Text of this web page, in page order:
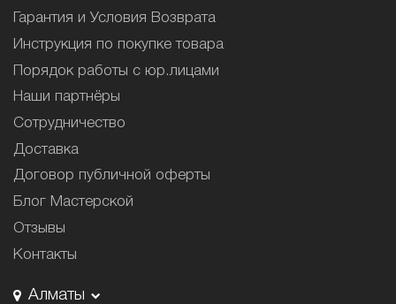
Гарантия и Условия Возврата
Инструкция по покупке товара
Порядок работы с юр.лицами
Наши партнёры
Сотрудничество
Доставка
Договор публичной оферты
Блог Мастерской
Отзывы
Контакты
Алматы